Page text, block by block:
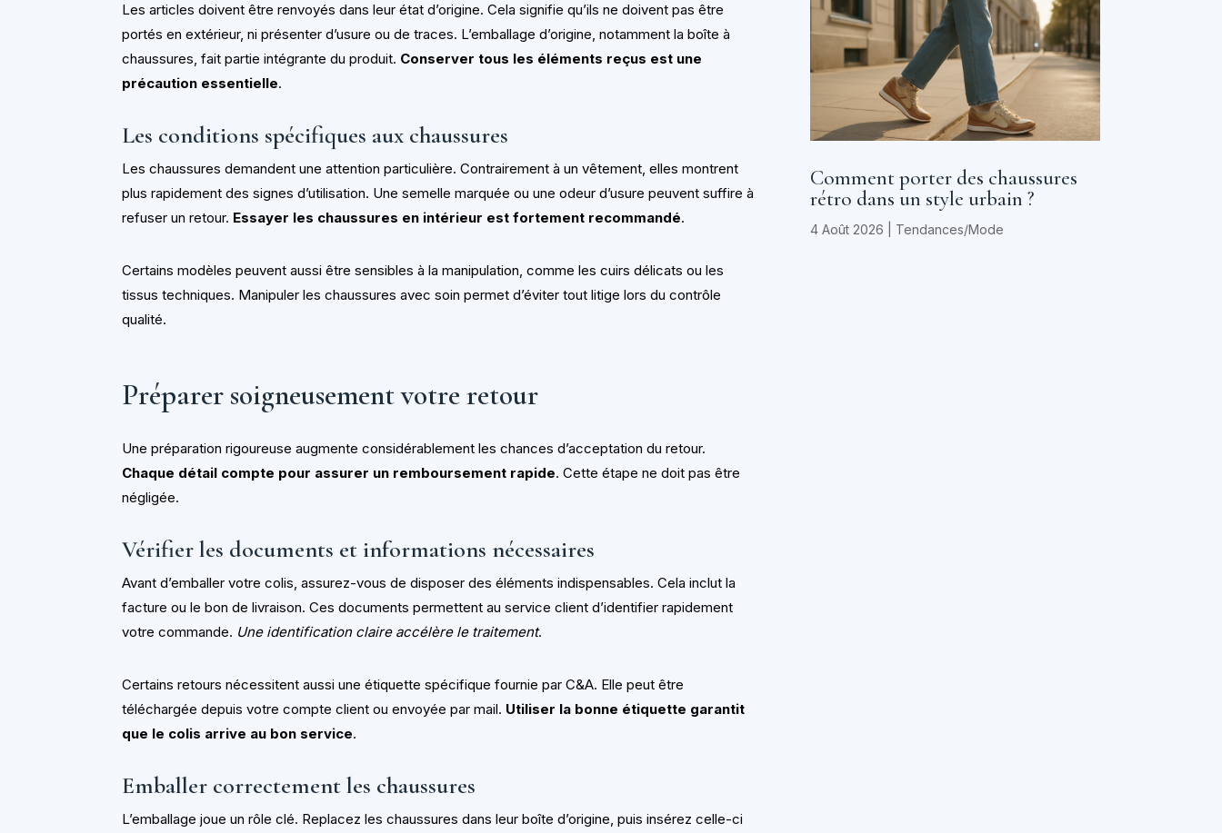
Les articles doivent être renvoyés dans leur état d’origine. Cela signifie qu’ils ne doivent pas être
portés en extérieur, ni présenter d’usure ou de traces. L’emballage d’origine, notamment la boîte à
chaussures, fait partie intégrante du produit. Conserver tous les éléments reçus est une
précaution essentielle.
Les conditions spécifiques aux chaussures
Les chaussures demandent une attention particulière. Contrairement à un vêtement, elles montrent
plus rapidement des signes d’utilisation. Une semelle marquée ou une odeur d’usure peuvent suffire à
refuser un retour. Essayer les chaussures en intérieur est fortement recommandé.
Certains modèles peuvent aussi être sensibles à la manipulation, comme les cuirs délicats ou les
tissus techniques. Manipuler les chaussures avec soin permet d’éviter tout litige lors du contrôle
qualité.
Préparer soigneusement votre retour
Une préparation rigoureuse augmente considérablement les chances d’acceptation du retour.
Chaque détail compte pour assurer un remboursement rapide. Cette étape ne doit pas être
négligée.
Vérifier les documents et informations nécessaires
Avant d’emballer votre colis, assurez-vous de disposer des éléments indispensables. Cela inclut la
facture ou le bon de livraison. Ces documents permettent au service client d’identifier rapidement
votre commande. Une identification claire accélère le traitement.
Certains retours nécessitent aussi une étiquette spécifique fournie par C&A. Elle peut être
téléchargée depuis votre compte client ou envoyée par mail. Utiliser la bonne étiquette garantit
que le colis arrive au bon service.
Emballer correctement les chaussures
L’emballage joue un rôle clé. Replacez les chaussures dans leur boîte d’origine, puis insérez celle-ci
Comment porter des chaussures
rétro dans un style urbain ?
4 Août 2026 Tendances/Mode